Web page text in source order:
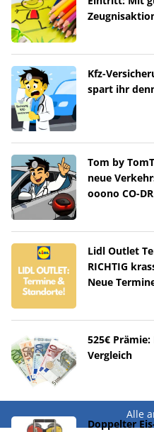
Kfz-
spart ihr
Tom by
neue
ooono CO-
Lidl Outlet
RICHTIG
Neue
525€
Vergleich
Alle
Doppelter